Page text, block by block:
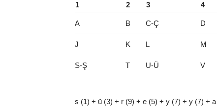
1 2 3 4
A B C-Ç D
J K L M
S-Ş T U-Ü V
s (1) + ü (3) + r (9) + e (5) + y (7) + y (7) +